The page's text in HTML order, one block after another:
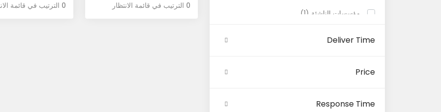
مؤسسات الناشئة (1)
تصميم شعار LOGO (1)
Deliver Time
Price
Response Time
0 الترتيب في قائمة الانتظار 0 الترتيب في قائمة الانتظار